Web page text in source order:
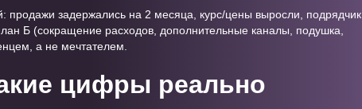
задержались на 2 месяца, курс/цены выросли, подрядчик
Б (сокращение расходов, дополнительные каналы, подушка,
а не мечтателем.
цифры реально